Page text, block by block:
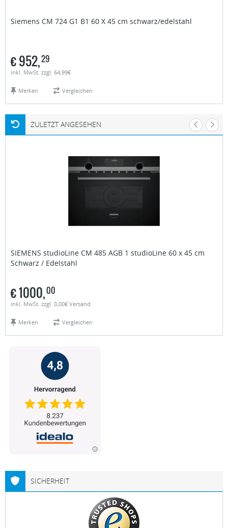
Siemens CM 724 G1 B1 60 X 45 cm schwarz/edelstahl
€952,29
inkl. MwSt. zzgl. 64,99€
Merken Vergleichen
ZULETZT ANGESEHEN
SIEMENS studioLine CM 485 AGB 1 studioLine 60 x 45 cm
Schwarz / Edelstahl
€1000,00
inkl. MwSt. zzgl. 0,00€ Versand
Merken Vergleichen
SICHERHEIT